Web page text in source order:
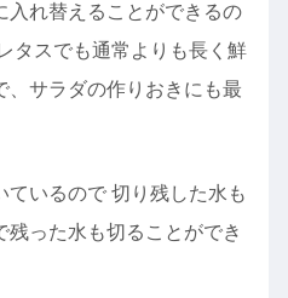
入れ替えることができるの
タスでも通常よりも長く鮮
、サラダの作りおきにも最
ているので 切り残した水も
った水も切ることができ